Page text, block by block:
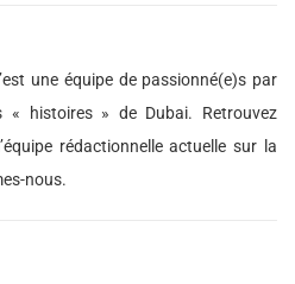
une équipe de passionné(e)s par
« histoires » de Dubai. Retrouvez
rédactionnelle actuelle sur la
nous.